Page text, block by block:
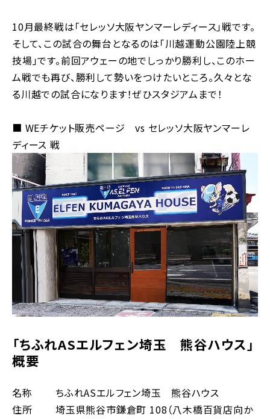
10月最終戦は「セレッソ大阪ヤンマーレディース」戦です。
そして、この試合の舞台となるのは「川越運動公園陸上競
技場」です。前回アウェーの地でしっかり勝利し、このホー
ム戦でも再び、勝利して勢いをつけたいところ。久々とな
る川越での試合になります！ぜひスタジアムまで！
■ WEチケット販売ページ vs セレッソ大阪ヤンマーレ
ディース 戦
「ちふれASエルフェン埼玉 熊谷ハウス」
概要
名称 ちふれASエルフェン埼玉 熊谷ハウス
住所 埼玉県熊谷市鎌倉町 108（八木橋百貨店向か